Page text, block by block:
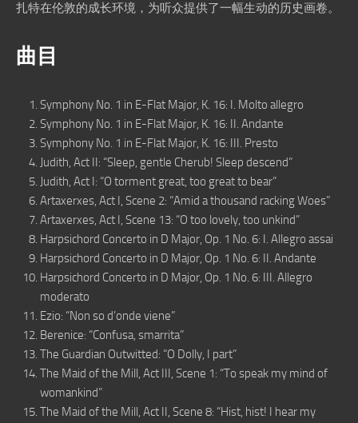
扎特在伦敦的成长环境，为听众提供了一幅生动的历史画卷。
曲目
Symphony No. 1 in E-Flat Major, K. 16: I. Molto allegro
Symphony No. 1 in E-Flat Major, K. 16: II. Andante
Symphony No. 1 in E-Flat Major, K. 16: III. Presto
Judith, Act II: “Sleep, gentle Cherub! Sleep descend”
Judith, Act I: “O torment great, too great to bear”
Artaxerxes, Act I, Scene 2: “Amid a thousand racking Woes”
Artaxerxes, Act I, Scene 13: “O too lovely, too unkind”
Harpsichord Concerto in D Major, Op. 1 No. 6: I. Allegro assai
Harpsichord Concerto in D Major, Op. 1 No. 6: II. Andante
Harpsichord Concerto in D Major, Op. 1 No. 6: III. Allegro
moderato
Ezio: “Non so d’onde viene”
Berenice: “Confusa, smarrita”
The Guardian Outwitted: “O Dolly, I part”
The Maid of the Mill, Act III, Scene 1: “To speak my mind of
womankind”
The Maid of the Mill, Act II, Scene 8: “Hist, hist! I hear my